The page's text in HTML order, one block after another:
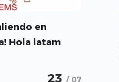
en
Hola latam
23/ 07